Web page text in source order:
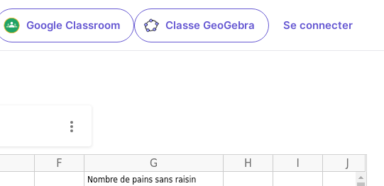
Google Classroom Classe GeoGebra Se connecter